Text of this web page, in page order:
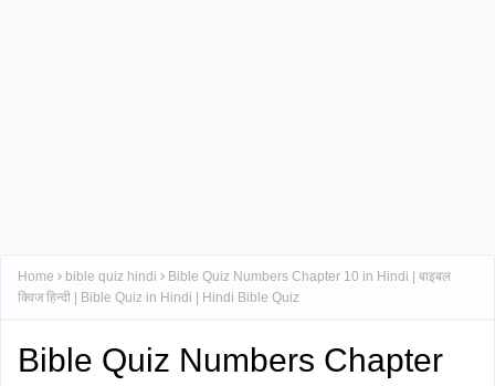
Home bible quiz hindi
Bible Quiz Numbers Chapter 10 in Hindi | बाइबल
क्विज हिन्दी | Bible Quiz in Hindi | Hindi Bible Quiz
Bible Quiz Numbers Chapter